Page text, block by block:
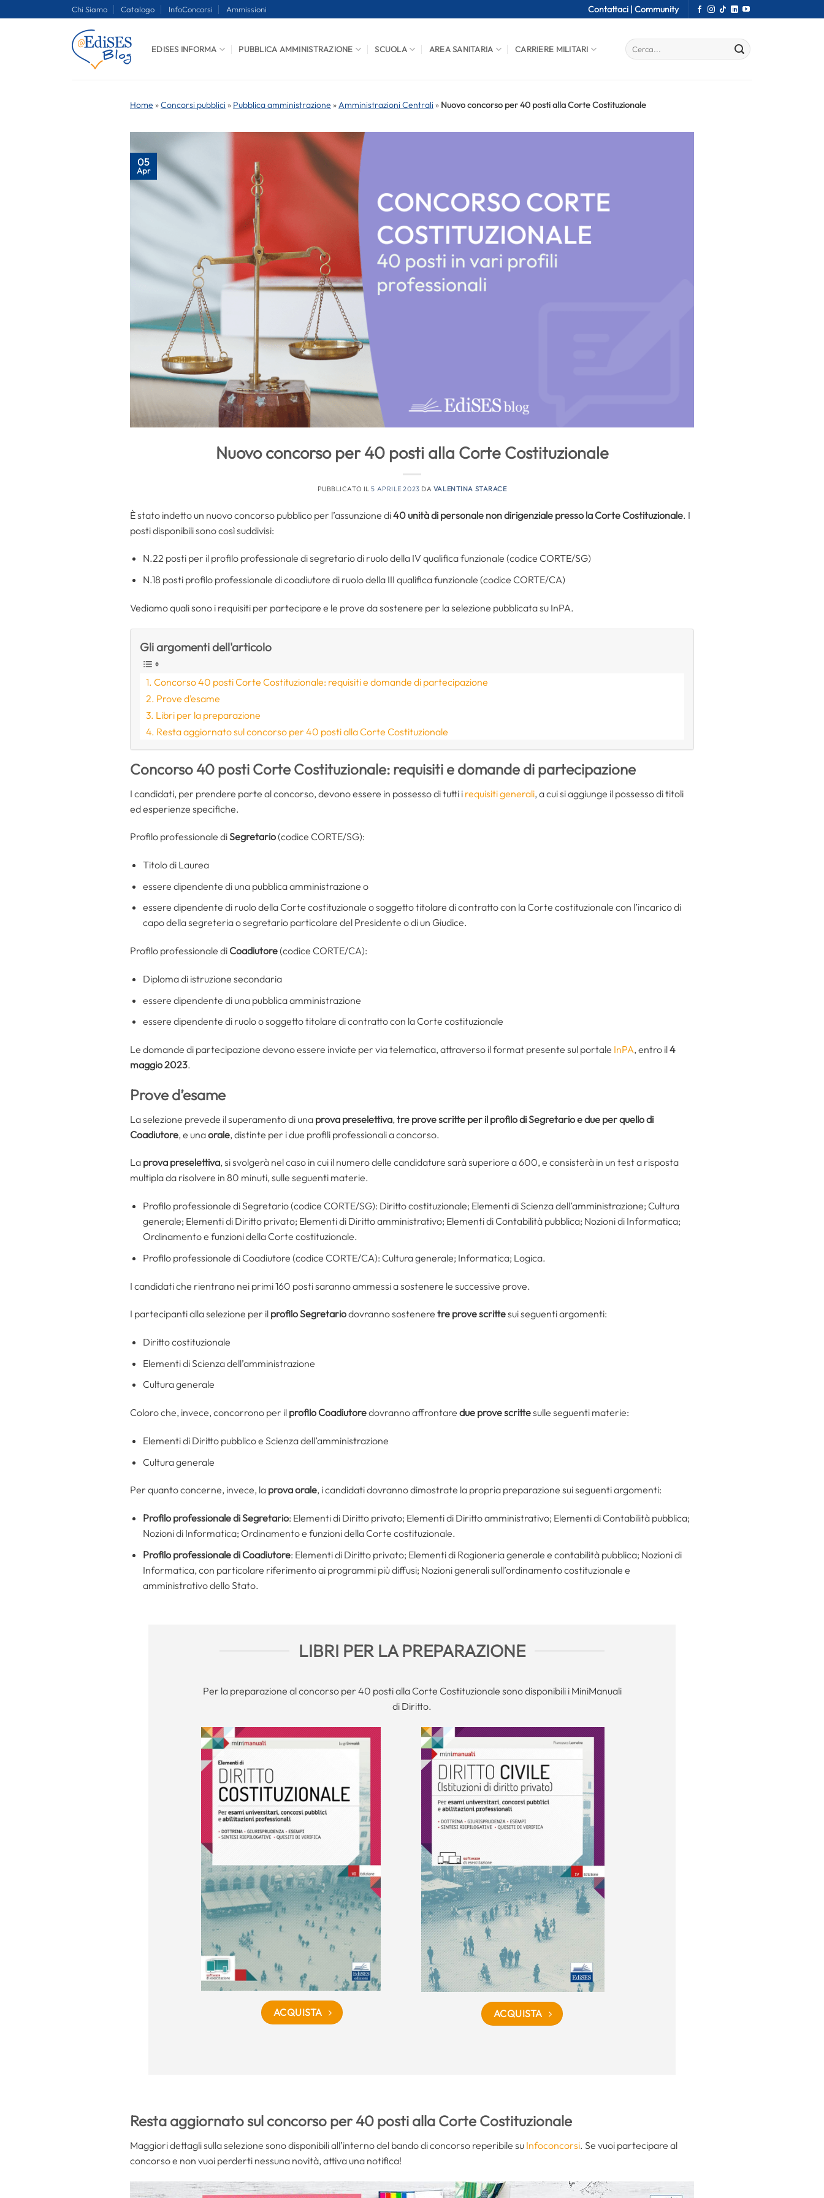
Chi Siamo Catalogo InfoConcorsi Ammissioni Contattaci | Community
EDISES INFORMA PUBBLICA AMMINISTRAZIONE SCUOLA AREA SANITARIA CARRIERE MILITARI
Home »Concorsi pubblici » Pubblica amministrazione »Amministrazioni Centrali » Nuovo concorso per 40 posti alla Corte Costituzionale
05
Apr
Nuovo concorso per 40 posti alla Corte Costituzionale
PUBBLICATO IL5 APRILE 2023 DA VALENTINA STARACE
È stato indetto un nuovo concorso pubblico per l’assunzione di40 unità di personale non dirigenziale presso la Corte Costituzionale. I
posti disponibili sono così suddivisi:
N.22 posti per il profilo professionale di segretario di ruolo della IV qualifica funzionale (codice CORTE/SG)
N.18 posti profilo professionale di coadiutore di ruolo della III qualifica funzionale (codice CORTE/CA)
Vediamo quali sono i requisiti per partecipare e le prove da sostenere per la selezione pubblicata su InPA.
Gli argomenti dell'articolo
Concorso 40 posti Corte Costituzionale: requisiti e domande di partecipazione
Prove d’esame
Libri per la preparazione
Resta aggiornato sul concorso per 40 posti alla Corte Costituzionale
Concorso 40 posti Corte Costituzionale: requisiti e domande di partecipazione
I candidati, per prendere parte al concorso, devono essere in possesso di tutti i requisiti generali, a cui si aggiunge il possesso di titoli
ed esperienze specifiche.
Profilo professionale diSegretario(codice CORTE/SG):
Titolo di Laurea
essere dipendente di una pubblica amministrazione o
essere dipendente di ruolo della Corte costituzionale o soggetto titolare di contratto con la Corte costituzionale con l’incarico di
capo della segreteria o segretario particolare del Presidente o di un Giudice.
Profilo professionale di Coadiutore(codice CORTE/CA):
Diploma di istruzione secondaria
essere dipendente di una pubblica amministrazione
essere dipendente di ruolo o soggetto titolare di contratto con la Corte costituzionale
Le domande di partecipazione devono essere inviate per via telematica, attraverso il format presente sul portale InPA, entro il4
maggio 2023.
Prove d’esame
La selezione prevede il superamento di una prova preselettiva, tre prove scritte per il profilo di Segretario e due per quello di
Coadiutore, e unaorale, distinte per i due profili professionali a concorso.
La prova preselettiva, si svolgerà nel caso in cui il numero delle candidature sarà superiore a 600, e consisterà in un test a risposta
multipla da risolvere in 80 minuti, sulle seguenti materie.
Profilo professionale di Segretario (codice CORTE/SG): Diritto costituzionale; Elementi di Scienza dell’amministrazione; Cultura
generale; Elementi di Diritto privato; Elementi di Diritto amministrativo; Elementi di Contabilità pubblica; Nozioni di Informatica;
Ordinamento e funzioni della Corte costituzionale.
Profilo professionale di Coadiutore (codice CORTE/CA): Cultura generale; Informatica; Logica.
I candidati che rientrano nei primi 160 posti saranno ammessi a sostenere le successive prove.
I partecipanti alla selezione per il profilo Segretariodovranno sostenere tre prove scrittesui seguenti argomenti:
Diritto costituzionale
Elementi di Scienza dell’amministrazione
Cultura generale
Coloro che, invece, concorrono per il profilo Coadiutoredovranno affrontare due prove scrittesulle seguenti materie:
Elementi di Diritto pubblico e Scienza dell’amministrazione
Cultura generale
Per quanto concerne, invece, la prova orale, i candidati dovranno dimostrate la propria preparazione sui seguenti argomenti:
Profilo professionale di Segretario: Elementi di Diritto privato; Elementi di Diritto amministrativo; Elementi di Contabilità pubblica;
Nozioni di Informatica; Ordinamento e funzioni della Corte costituzionale.
Profilo professionale di Coadiutore: Elementi di Diritto privato; Elementi di Ragioneria generale e contabilità pubblica; Nozioni di
Informatica, con particolare riferimento ai programmi più diffusi; Nozioni generali sull’ordinamento costituzionale e
amministrativo dello Stato.
LIBRI PER LA PREPARAZIONE
Per la preparazione al concorso per 40 posti alla Corte Costituzionale sono disponibili i MiniManuali
di Diritto.
ACQUISTA ACQUISTA
Resta aggiornato sul concorso per 40 posti alla Corte Costituzionale
Maggiori dettagli sulla selezione sono disponibili all’interno del bando di concorso reperibile su Infoconcorsi. Se vuoi partecipare al
concorso e non vuoi perderti nessuna novità, attiva una notifica!